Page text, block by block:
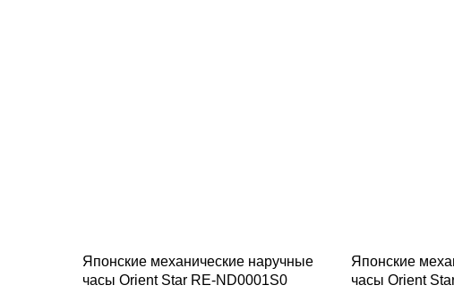
Японские механические наручные
часы Orient Star RE-ND0001S0
Японские
часы Orient